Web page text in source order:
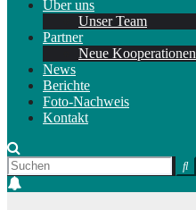
Über uns
Unser Team
Partner
Neue Kooperationen
News
Berichte
Foto-Nachweis
Kontakt